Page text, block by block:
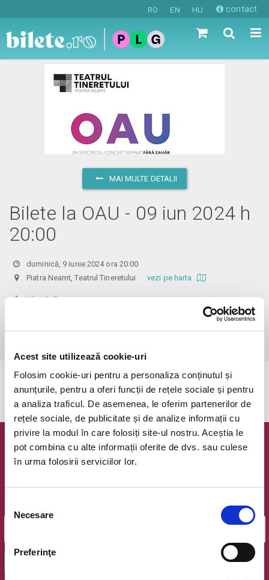
Acest site utilizează cookie-uri
Folosim cookie-uri pentru a personaliza conținutul și
anunțurile, pentru a oferi funcții de rețele sociale și pentru
a analiza traficul. De asemenea, le oferim partenerilor de
rețele sociale, de publicitate și de analize informații cu
privire la modul în care folosiți site-ul nostru. Aceștia le
pot combina cu alte informații oferite de dvs. sau culese
în urma folosirii serviciilor lor.
consimțământului
Necesare
Preferinţe
RO EN HU contact
MAI MULTE DETALII
Bilete la OAU - 09 iun 2024 h
20:00
duminică, 9 iunie 2024 ora 20:00
Piatra Neamt, Teatrul Tineretuluivezi pe harta
Vârstă: 7+
Spectacolul-concert se joacă outdoor, la Teatrului Tineretului.
Evenimentul a expirat.
Newsletter @ Bilete.ro
evenimente.